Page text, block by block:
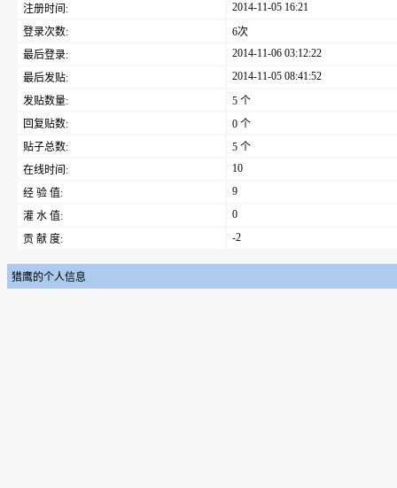
注册时间:
2014-11-05 16:21
登录次数:
6次
最后登录:
2014-11-06 03:12:22
最后发贴:
2014-11-05 08:41:52
发贴数量:
5 个
回复贴数:
0 个
贴子总数:
5 个
在线时间:
10
经 验 值:
9
灌 水 值:
0
贡 献 度:
-2
猎鹰的个人信息